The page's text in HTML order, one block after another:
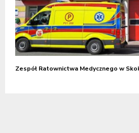
Zespół Ratownictwa Medycznego w